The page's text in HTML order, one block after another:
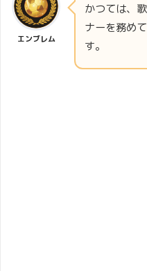
エンブレム
かつては、
ナーを務め
す。